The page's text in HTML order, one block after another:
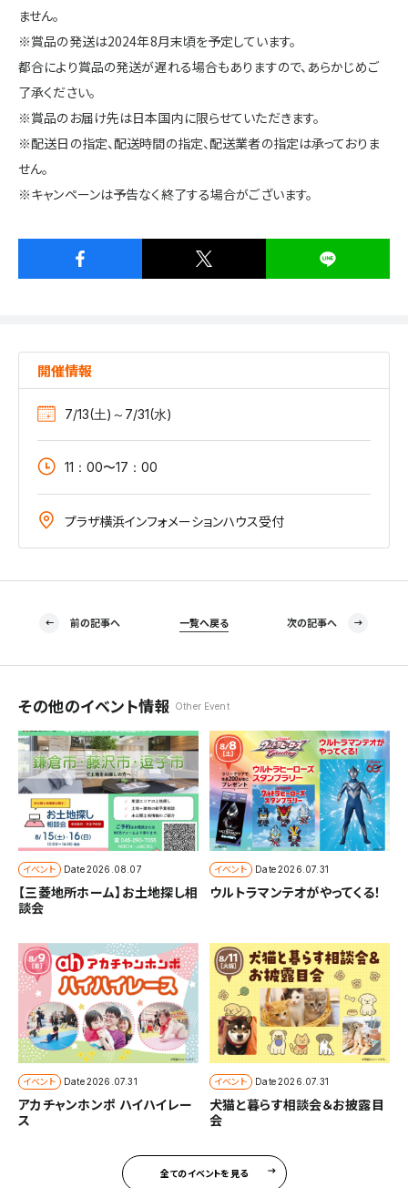
ません。
※賞品の発送は2024年8月末頃を予定しています。
都合により賞品の発送が遅れる場合もありますので、あらかじめご
了承ください。
※賞品のお届け先は日本国内に限らせていただきます。
※配送日の指定、配送時間の指定、配送業者の指定は承っておりま
せん。
※キャンペーンは予告なく終了する場合がございます。
開催情報
7/13(土)～7/31(水)
11：00〜17：00
プラザ横浜インフォメーションハウス受付
前の記事へ 一覧へ戻る 次の記事へ
その他のイベント情報 Other Event
イベント Date2026.08.07
【三菱地所ホーム】お土地探し相
談会
イベント Date2026.07.31
ウルトラマンテオがやってくる！
イベント Date2026.07.31
アカチャンホンポ ハイハイレー
ス
イベント Date2026.07.31
犬猫と暮らす相談会＆お披露目
会
全てのイベントを見る